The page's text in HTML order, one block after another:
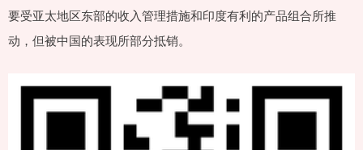
要受亚太地区东部的收入管理措施和印度有利的产品组合所推
动，但被中国的表现所部分抵销。